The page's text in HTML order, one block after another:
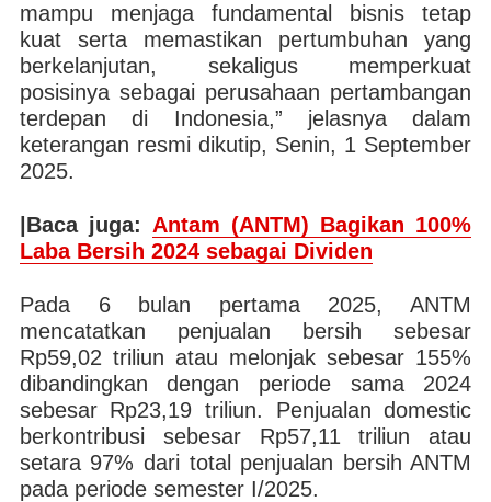
mampu menjaga fundamental bisnis tetap
kuat serta memastikan pertumbuhan yang
berkelanjutan, sekaligus memperkuat
posisinya sebagai perusahaan pertambangan
terdepan di Indonesia,” jelasnya dalam
keterangan resmi dikutip, Senin, 1 September
2025.
|Baca juga: Antam (ANTM) Bagikan 100%
Laba Bersih 2024 sebagai Dividen
Pada 6 bulan pertama 2025, ANTM
mencatatkan penjualan bersih sebesar
Rp59,02 triliun atau melonjak sebesar 155%
dibandingkan dengan periode sama 2024
sebesar Rp23,19 triliun. Penjualan domestic
berkontribusi sebesar Rp57,11 triliun atau
setara 97% dari total penjualan bersih ANTM
pada periode semester I/2025.